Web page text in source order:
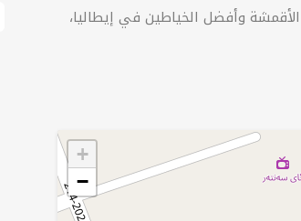
الأقمشة وأفضل الخياطين في إيطاليا،
+
−